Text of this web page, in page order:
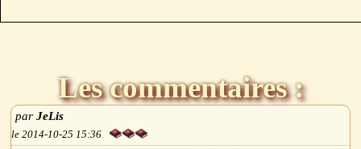
Les commentaires :
JeLis
2014-10-25 15:36